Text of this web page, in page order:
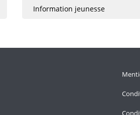
Information jeunesse